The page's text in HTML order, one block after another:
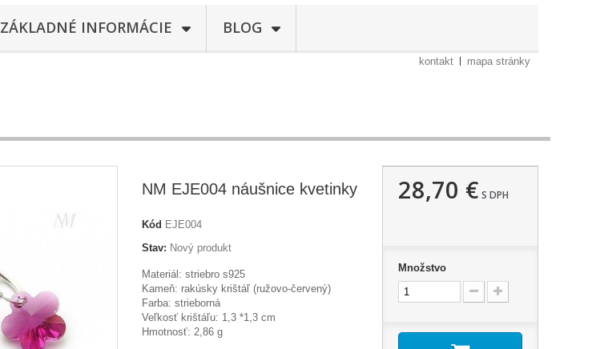
ZÁKLADNÉ INFORMÁCIE BLOG
kontakt mapa stránky
NM EJE004 náušnice kvetinky
Kód EJE004
Stav: Nový produkt
Materiál: striebro s925
Kameň: rakúsky krištáľ (ružovo-červený)
Farba: strieborná
Veľkosť krištáľu: 1,3 *1,3 cm
Hmotnosť: 2,86 g
28,70 € S DPH
Množstvo